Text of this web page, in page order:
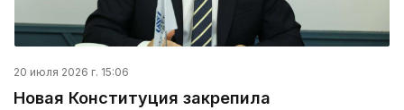
20 июля 2026 г. 15:06
Новая Конституция закрепила